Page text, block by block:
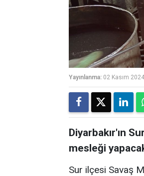
Yayınlanma: 02 Kasım
Diyarbakır'ın
mesleği
Sur ilçesi Savaş